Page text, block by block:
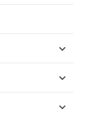
untermenü
untermenü
untermenü